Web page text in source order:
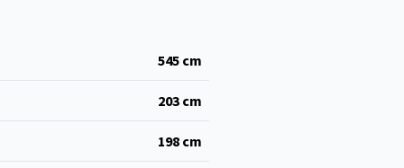
545 cm
203 cm
198 cm